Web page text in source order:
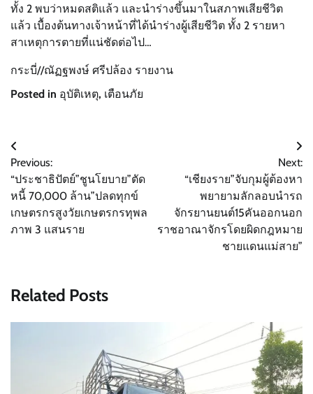
ทั้ง 2 พบว่าหมดสติแล้ว และนำร่างขึ้นมาในสภาพเสียชีวิต
แล้ว เบื้องต้นทางเจ้าหน้าที่ได้นำร่างผู้เสียชีวิต ทั้ง 2 รายหา
สาเหตุการตายที่แน่ชัดต่อไป…
กระบี่//ณัฏฐพงษ์ ศรีปล้อง รายงาน
Posted in อุบัติเหตุ, เตือนภัย
แนะแนว
เรื่อง
Previous:
“ประชาธิปัตย์”ชูนโยบาย”ตัด
หนี้ 70,000 ล้าน”ปลดทุกข์
เกษตรกรสูงวัยเกษตรกรทุพล
ภาพ 3 แสนราย
Next:
“เชียงราย”จับกุมผู้ต้องหา
พยายามลักลอบนำรถ
จักรยานยนต์15คันออกนอก
ราชอาณาจักรโดยผิดกฎหมาย
ชายแดนแม่สาย”
Related Posts